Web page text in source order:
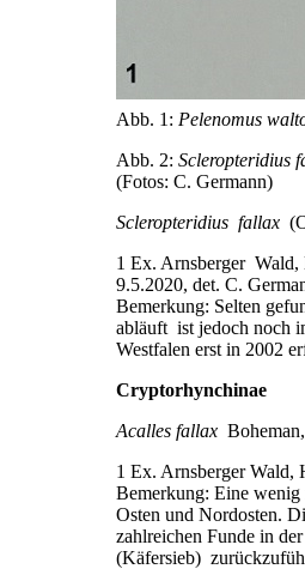
Abb. 1: Pelenomus
Abb. 2: Scleropteridius
(Fotos: C. Germann)
Scleropteridius fallax
1 Ex. Arnsberger Wald,
9.5.2020, det. C.
Bemerkung: Selten
abläuft ist jedoch noch
Westfalen erst in 2002
Cryptorhynchinae
Acalles fallax
1 Ex. Arnsberger Wald,
Bemerkung: Eine wenig
Osten und Nordosten.
zahlreichen Funde in
(Käfersieb)